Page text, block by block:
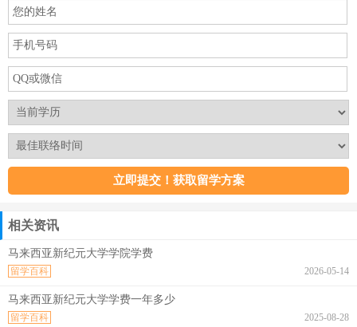
相关资讯
马来西亚新纪元大学学院学费
2026-05-14
留学百科
马来西亚新纪元大学学费一年多少
2025-08-28
留学百科